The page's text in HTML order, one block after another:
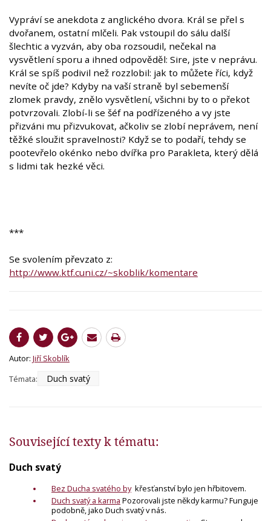
Vypráví se anekdota z anglického dvora. Král se přel s
dvořanem, ostatní mlčeli. Pak vstoupil do sálu další
šlechtic a vyzván, aby oba rozsoudil, nečekal na
vysvětlení sporu a ihned odpověděl: Sire, jste v neprávu.
Král se spíš podivil než rozzlobil: jak to můžete říci, když
nevíte oč jde? Kdyby na vaší straně byl sebemenší
zlomek pravdy, znělo vysvětlení, všichni by to o překot
potvrzovali. Zlobí-li se šéf na podřízeného a vy jste
přizváni mu přizvukovat, ačkoliv se zlobí neprávem, není
těžké sloužit spravelnosti? Když se to podaří, tehdy se
pootevřelo okénko nebo dvířka pro Parakleta, který dělá
s lidmi tak hezké věci.
***
Se svolením převzato z:
http://www.ktf.cuni.cz/~skoblik/komentare
Autor: Jiří Skoblík
Témata:
Duch svatý
Související texty k tématu:
Duch svatý
Bez Ducha svatého bykřesťanství bylo jen hřbitovem.
Duch svatý a karma Pozorovali jste někdy karmu? Funguje
podobně, jako Duch svatý v nás.